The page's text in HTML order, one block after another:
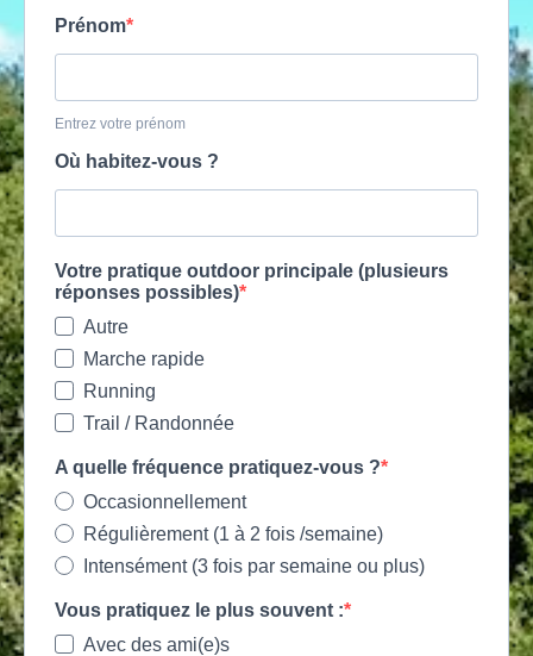
Prénom
Entrez votre prénom
Où habitez-vous ?
Votre pratique outdoor principale (plusieurs
réponses possibles)
Autre
Marche rapide
Running
Trail / Randonnée
A quelle fréquence pratiquez-vous ?
Occasionnellement
Régulièrement (1 à 2 fois /semaine)
Intensément (3 fois par semaine ou plus)
Vous pratiquez le plus souvent :
Avec des ami(e)s